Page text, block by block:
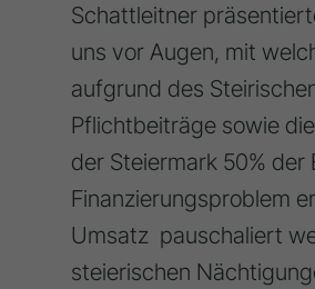
Schattleitner
uns vor Augen, mit
aufgrund des
Pflichtbeiträge sowie
der Steiermark 50% der
Finanzierungsproblem
Umsatz pauschaliert
steierischen